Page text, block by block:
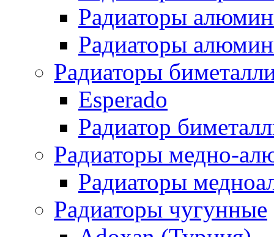
Радиаторы
Радиаторы
Радиаторы
Esperado
Радиатор
Радиаторы медно-
Радиаторы
Радиаторы чугунные